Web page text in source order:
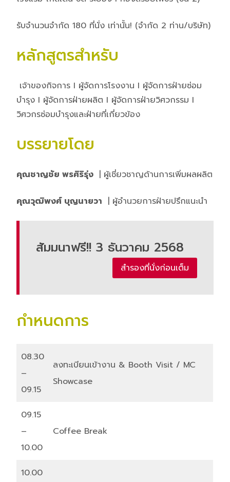
รับจำนวนจำกัด 180 ที่นั่ง เท่านั้น! (จำกัด 2 ท่าน/บริษัท)
หลักสูตรสำหรับ
เจ้าของกิจการ I ผู้จัดการโรงงาน I ผู้จัดการฝ่ายซ่อม
บำรุง I ผู้จัดการฝ่ายผลิต I ผู้จัดการฝ่ายวิศวกรรม I
วิศวกรซ่อมบำรุงและฝ่ายที่เกี่ยวข้อง
บรรยายโดย
คุณชาญชัย พรศิริรุ่ง | ผู้เชี่ยวชาญด้านการเพิ่มผลผลิต
คุณวุฒิพงศ์ บุญนายวา | ผู้อำนวยการฝ่ายปรึกแนะนำ
สัมมนาฟรี!! 3 ธันวาคม 2568
สำรองที่นั่งก่อนเต็ม
กำหนดการ
08.30
–
09.15
ลงทะเบียนเข้างาน & Booth Visit / MC
Showcase
09.15
–
10.00
Coffee Break
10.00